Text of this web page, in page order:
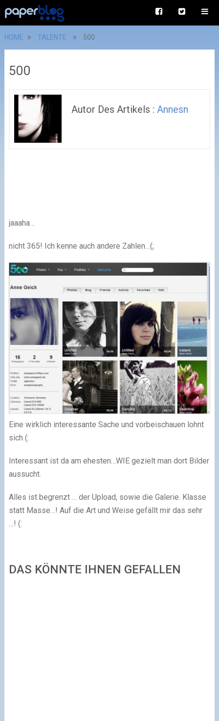
HOME TALENTE 500
500
Autor Des Artikels :Annesn
jaaaha…
nicht 365! Ich kenne auch andere Zahlen…(;
Eine wirklich interessante Sache und vorbeischauen lohnt
sich (:
Interessant ist da am ehesten…WIE gezielt man dort Bilder
aussucht.
Alles ist begrenzt … der Upload, sowie die Galerie. Klasse
statt Masse…! Auf die Art und Weise gefällt mir das sehr
…! (:
DAS KÖNNTE IHNEN GEFALLEN